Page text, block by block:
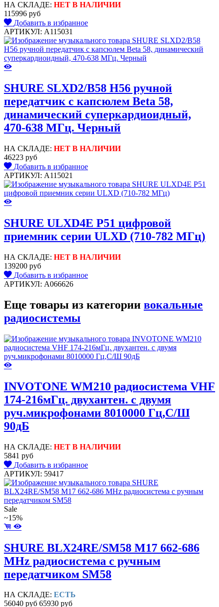
НА СКЛАДЕ: НЕТ В НАЛИЧИИ
115996 руб
Добавить в избранное
АРТИКУЛ: A115031
SHURE SLXD2/B58 H56 ручной
передатчик с капсюлем Beta 58,
динамический суперкардиоидный,
470-638 МГц. Черный
НА СКЛАДЕ: НЕТ В НАЛИЧИИ
46223 руб
Добавить в избранное
АРТИКУЛ: A115021
SHURE ULXD4E P51 цифровой
приемник серии ULXD (710-782 МГц)
НА СКЛАДЕ: НЕТ В НАЛИЧИИ
139200 руб
Добавить в избранное
АРТИКУЛ: A066626
Еще товары из категории вокальные
радиосистемы
INVOTONE WM210 радиосистема VHF
174-216мГц. двухантен. с двумя
руч.микрофонами 8010000 Гц,С/Ш
90дБ
НА СКЛАДЕ: НЕТ В НАЛИЧИИ
5841 руб
Добавить в избранное
АРТИКУЛ: 59417
Sale
~15%
SHURE BLX24RE/SM58 M17 662-686
MHz радиосистема с ручным
передатчиком SM58
НА СКЛАДЕ: ЕСТЬ
56040 руб 65930 руб